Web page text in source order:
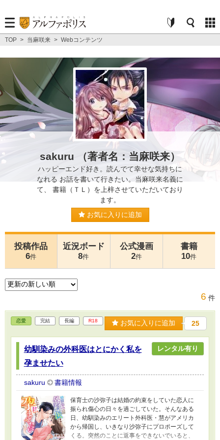
TOP > 当麻咲来 > Webコンテンツ
sakuru （著者名：当麻咲来）
ハッピーエンド好き。読んでて幸せな気持ちに
なれる お話を書いて行きたい。当麻咲来名義に
て、 書籍（ＴＬ）を上梓させていただいており
ます。
お気に入りに追加
投稿作品
6件
近況ボード
8件
公式漫画
2件
書籍
10件
6 件
恋愛 完結 長編 R18 お気に入りに追加 25
幼馴染みの外科医はとにかく私を
孕ませたい
レンタル有り
sakuru 書籍情報
保育士の沙弥子は結婚の約束をしていた恋人に
振られ傷心の日々を過ごしていた。そんなある
日、幼馴染みのエリート外科医・慧がアメリカ
から帰国し、いきなり沙弥子にプロポーズして
くる。突然のことに返事をできないでいると、